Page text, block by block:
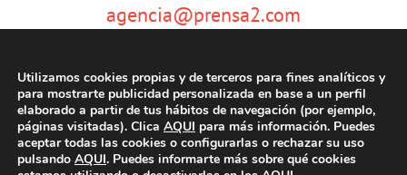
agencia@prensa2.com
© Copyright 2020 | La Veu d'Algemesí | Tots els drets reservats |
Utilizamos cookies propias y de terceros para fines analíticos y
para mostrarte publicidad personalizada en base a un perfil
elaborado a partir de tus hábitos de navegación (por ejemplo,
páginas visitadas). Clica AQUI para más información. Puedes
aceptar todas las cookies o configurarlas o rechazar su uso
pulsando AQUI. Puedes informarte más sobre qué cookies